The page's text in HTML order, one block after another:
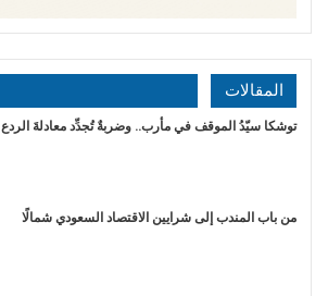
المقالات
توشكا سيّدُ الموقف في مأرب.. وضربةٌ تُجدِّد معادلةَ الردع
من باب المندب إلى شرايين الاقتصاد السعودي شمالًا